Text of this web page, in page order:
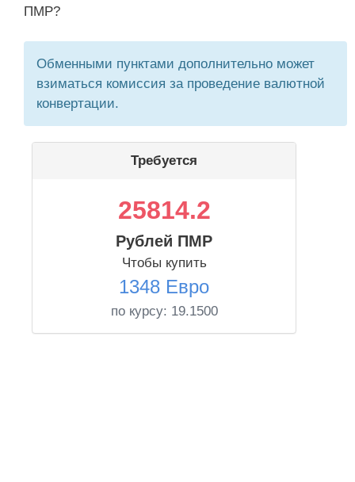
ПМР?
Обменными пунктами дополнительно может
взиматься комиссия за проведение валютной
конвертации.
Требуется
25814.2
Рублей ПМР
Чтобы купить
1348 Евро
по курсу: 19.1500